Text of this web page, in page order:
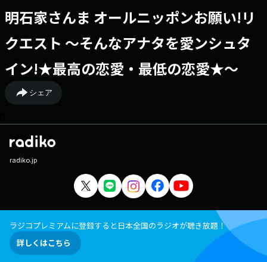
明石家さんま オールニッポンお願い!リ
クエスト 〜そんなアナタを愛ンシュタ
イン!★最高の恋愛・最低の恋愛★〜
シェア
radiko.jp
ラジコプレミアムに登録すると日本全国のラジオが聴き放題！
詳しくはこちら